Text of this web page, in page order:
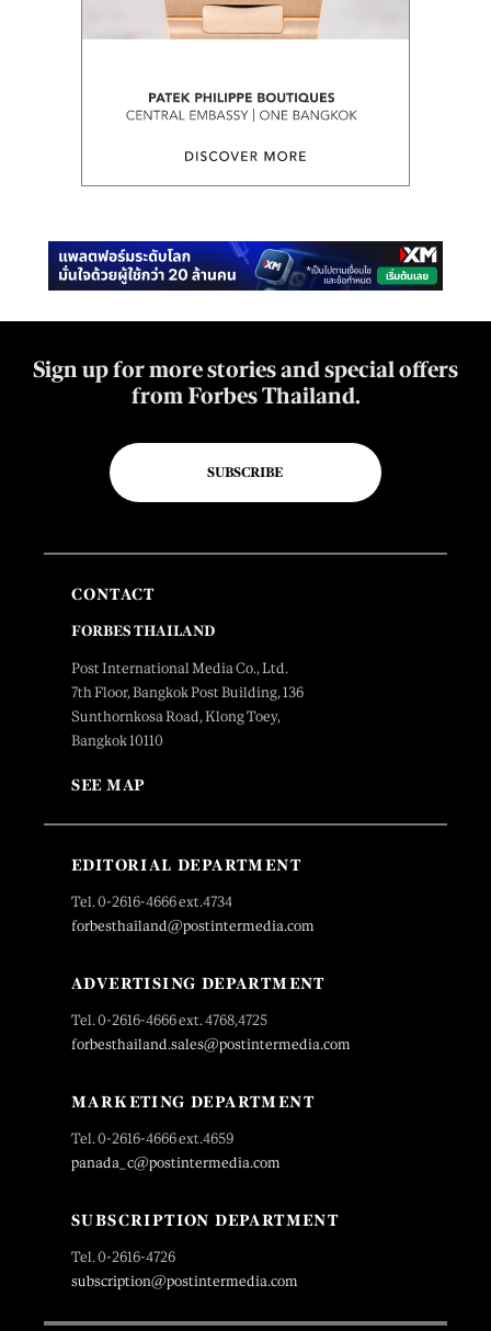
Sign up for more stories and special offers
from Forbes Thailand.
SUBSCRIBE
CONTACT
FORBES THAILAND
Post International Media Co., Ltd.
7th Floor, Bangkok Post Building, 136
Sunthornkosa Road, Klong Toey,
Bangkok 10110
SEE MAP
EDITORIAL DEPARTMENT
Tel. 0-2616-4666 ext.4734
forbesthailand@postintermedia.com
ADVERTISING DEPARTMENT
Tel. 0-2616-4666 ext. 4768,4725
forbesthailand.sales@postintermedia.com
MARKETING DEPARTMENT
Tel. 0-2616-4666 ext.4659
panada_c@postintermedia.com
SUBSCRIPTION DEPARTMENT
Tel. 0-2616-4726
subscription@postintermedia.com